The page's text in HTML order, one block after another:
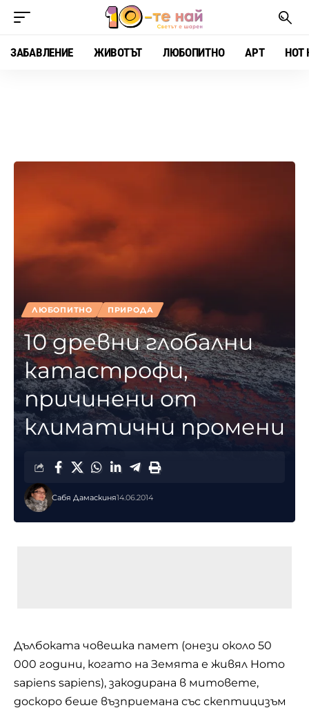
ЗАБАВЛЕНИЕ ЖИВОТЪТ ЛЮБОПИТНО АРТ HOT
ЛЮБОПИТНО ПРИРОДА
10 древни глобални
катастрофи,
причинени от
климатични промени
Сабя Дамаскиня14.06.2014
Дълбоката човешка памет (онези около 50
000 години, когато на Земята е живял Homo
sapiens sapiens), закодирана в митовете,
доскоро беше възприемана със скептицизъм